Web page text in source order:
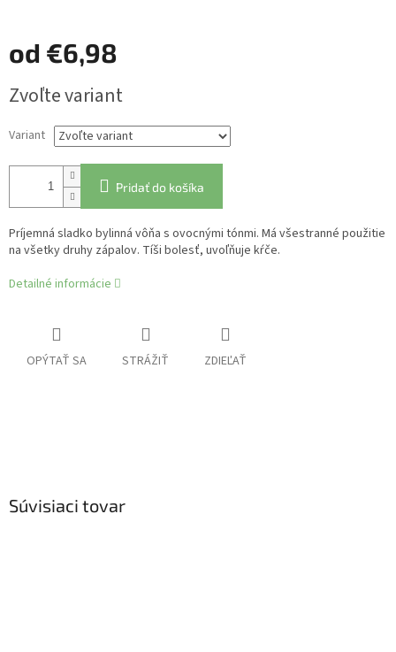
od €6,98
cena:
Zvoľte variant
Variant
Pridať do košíka
Príjemná sladko bylinná vôňa s ovocnými tónmi. Má všestranné použitie
na všetky druhy zápalov. Tíši bolesť, uvoľňuje kŕče.
Detailné informácie
OPÝTAŤ SA STRÁŽIŤ ZDIEĽAŤ
Súvisiaci tovar